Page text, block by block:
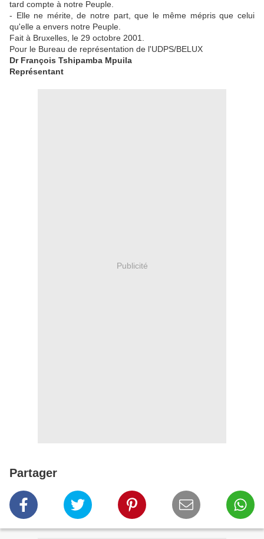
tard compte à notre Peuple.
- Elle ne mérite, de notre part, que le même mépris que celui
qu'elle a envers notre Peuple.
Fait à Bruxelles, le 29 octobre 2001.
Pour le Bureau de représentation de l'UDPS/BELUX
Dr François Tshipamba Mpuila
Représentant
Publicité
Partager